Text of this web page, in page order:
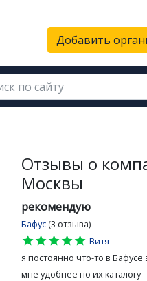
Добавить
Отзывы о
Москвы
рекомендую
Бафус (3 отзыва)
star
star
star
star
star
Витя
я постоянно что-то в
мне удобнее по их каталогу